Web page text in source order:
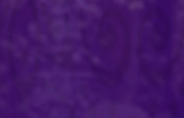
PRESENTACIÓN DE
NAZARENO DEL AÑO